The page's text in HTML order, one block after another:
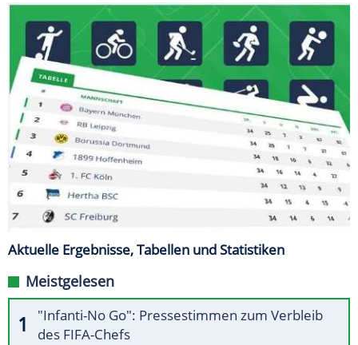
Aktuelle Ergebnisse, Tabellen und Statistiken
Meistgelesen
"Infanti-No Go": Pressestimmen zum Verbleib
des FIFA-Chefs